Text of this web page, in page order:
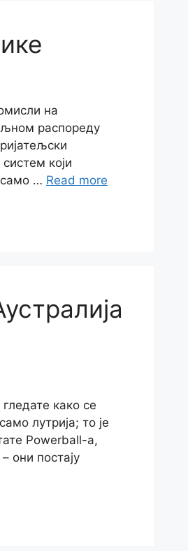
на
распореду
који
само … Read more
како се
лутрија; то је
Powerball-а,
они постају